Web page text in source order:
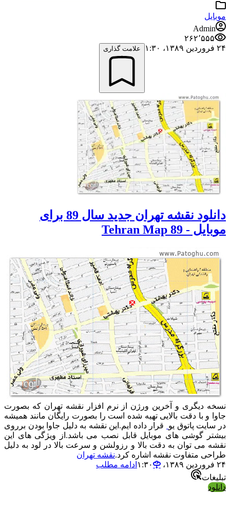
موبایل
Admin
۲۶۲٬۵۵۵
۲۴ فروردین ۱۳۸۹،‏ ۱:۳۰
علامت گذاری
دانلود نقشه تهران جدید سال 89 برای
موبایل - Tehran Map 89
نسخه دیگری و آخرین ورژن از نرم افزار نقشه تهران که بصورت
جاوا و با دقت بالایی تهیه شده است را بصورت رایگان مانند همیشه
در سایت پاتوق یو
قرار داده ایم.این نقشه به دلیل جاوا بودن برروی
بیشتر گوشی های موبایل قابل نصب می باشد.از ویژگی های این
نقشه می توان به دقت بالا و رزولشن و سرعت بالا در لود به دلیل
طراحی متفاوت نقشه اشاره کرد.نقشه تهران
۲۴ فروردین ۱۳۸۹،‏ ۱:۳۰
ادامه مطلب
تبلیغات
دانلود